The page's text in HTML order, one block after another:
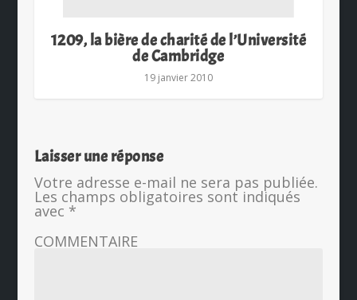
1209, la bière de charité de l’Université
de Cambridge
19 janvier 2010
Laisser une réponse
Votre adresse e-mail ne sera pas publiée.
Les champs obligatoires sont indiqués
avec *
COMMENTAIRE